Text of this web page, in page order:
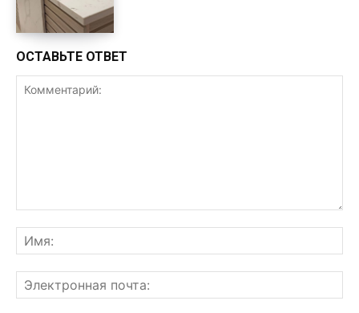
ОСТАВЬТЕ ОТВЕТ